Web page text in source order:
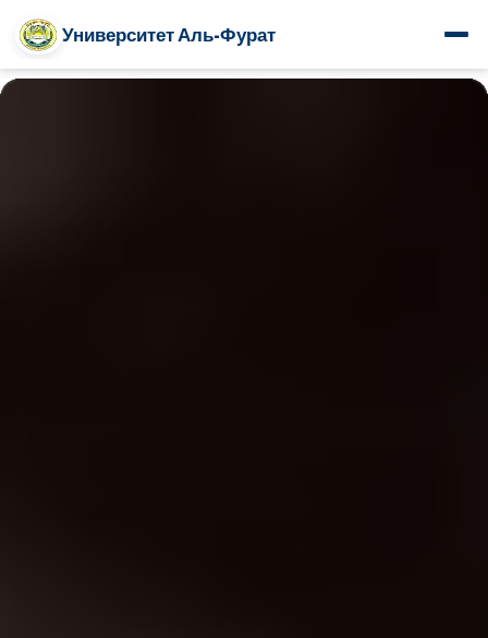
Университет Аль-Фурат
www.alfuratuniv.edu.sy